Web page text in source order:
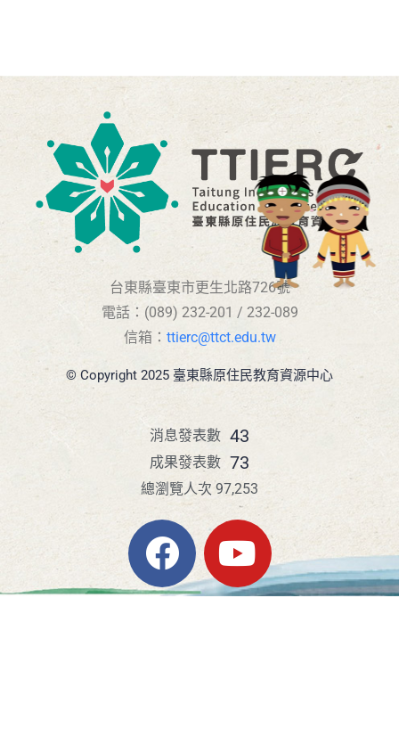
台東縣臺東市更生北路726號
電話：(089) 232-201 / 232-089
信箱： ttierc@ttct.edu.tw
© Copyright 2025 臺東縣原住民教育資源中心
43
消息發表數
73
成果發表數
總瀏覽人次 97,253